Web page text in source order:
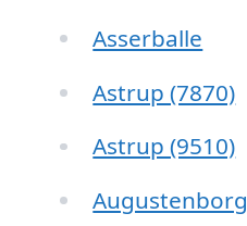
Asserballe
Astrup (7870)
Astrup (9510)
Augustenborg